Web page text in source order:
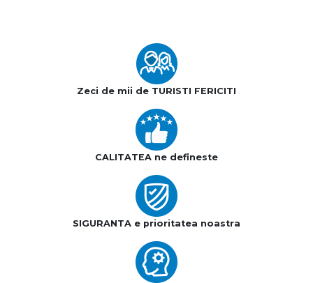
Zeci de mii de TURISTI FERICITI
CALITATEA ne defineste
SIGURANTA e prioritatea noastra